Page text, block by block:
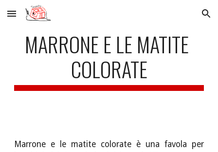
Skip to main content Skip to navigation
MARRONE E LE MATITE
COLORATE
Marrone e le matite colorate è una favola per